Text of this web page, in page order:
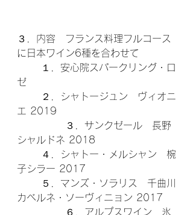
３．内容　フランス料理フルコース
に日本ワイン6種を合わせて
ゼ
エ 2019
シャルドネ 2018
子シラー 2017
カベルネ・ソーヴィニョン 2017